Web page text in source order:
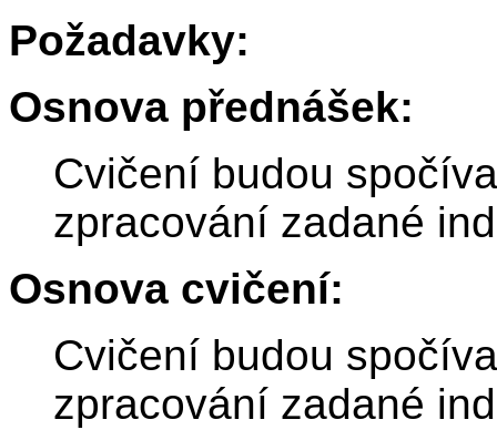
Požadavky:
Osnova přednášek:
Cvičení budou
zpracování zadané
Osnova cvičení:
Cvičení budou
zpracování zadané